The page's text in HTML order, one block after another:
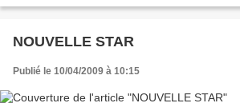
NOUVELLE STAR
Publié le 10/04/2009 à 10:15